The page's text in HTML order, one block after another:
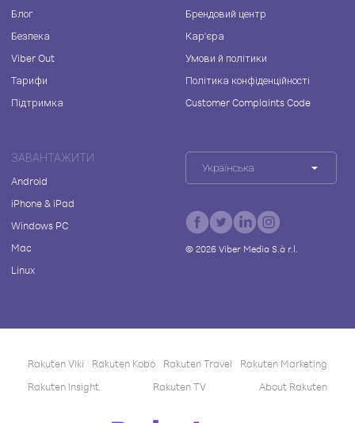
Блог
Безпека
Viber Out
Тарифи
Підтримка
Брендовий центр
Кар'єра
Умови й політики
Політика конфіденційності
Customer Complaints Code
ЗАВАНТАЖИТИ
Android
iPhone & iPad
Windows PC
Mac
Linux
Українська
© 2026Viber Media S.à r.l.
Rakuten Viki Rakuten Kobo Rakuten Travel
Rakuten Marketing
Rakuten Insight
Rakuten TV About Rakuten